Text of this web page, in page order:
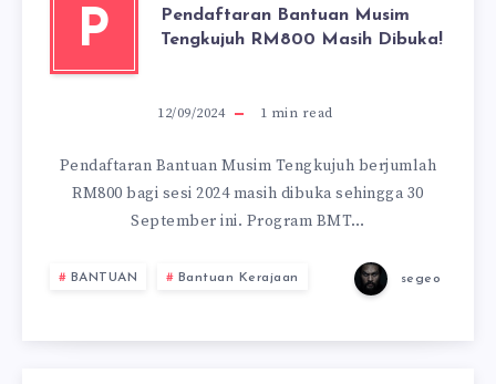
P
Pendaftaran Bantuan Musim
Tengkujuh RM800 Masih Dibuka!
12/09/2024 1 min read
Pendaftaran Bantuan Musim Tengkujuh berjumlah
RM800 bagi sesi 2024 masih dibuka sehingga 30
September ini. Program BMT…
BANTUAN Bantuan Kerajaan segeo